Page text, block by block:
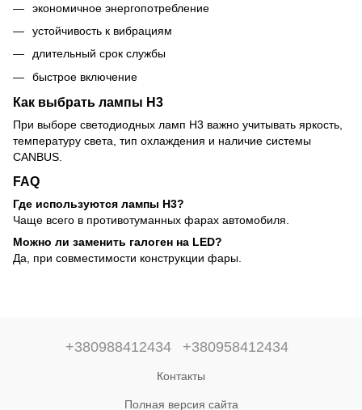
экономичное энергопотребление
устойчивость к вибрациям
длительный срок службы
быстрое включение
Как выбрать лампы H3
При выборе светодиодных ламп H3 важно учитывать яркость,
температуру света, тип охлаждения и наличие системы
CANBUS.
FAQ
Где используются лампы H3?
Чаще всего в противотуманных фарах автомобиля.
Можно ли заменить галоген на LED?
Да, при совместимости конструкции фары.
+380988412434 +380958412434
Контакты
Полная версия сайта